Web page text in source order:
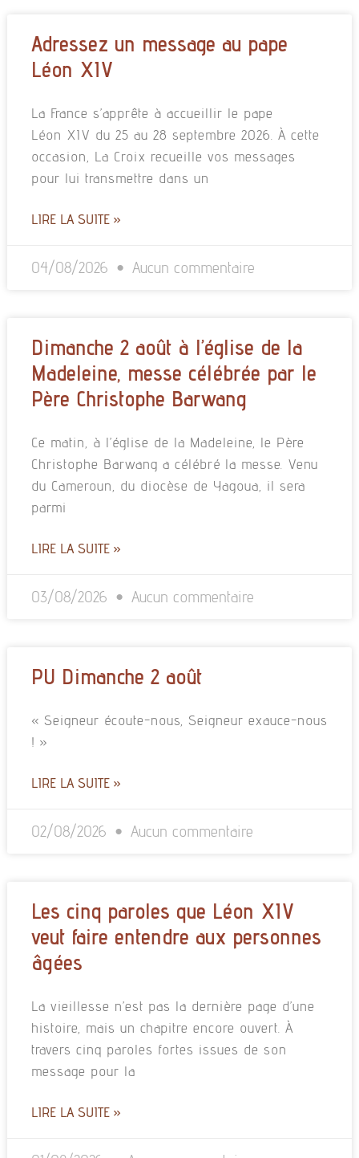
Adressez un message au pape
Léon XIV
La France s’apprête à accueillir le pape
Léon XIV du 25 au 28 septembre 2026. À cette
occasion, La Croix recueille vos messages
pour lui transmettre dans un
LIRE LA SUITE »
04/08/2026 Aucun commentaire
Dimanche 2 août à l’église de la
Madeleine, messe célébrée par le
Père Christophe Barwang
Ce matin, à l’église de la Madeleine, le Père
Christophe Barwang a célébré la messe. Venu
du Cameroun, du diocèse de Yagoua, il sera
parmi
LIRE LA SUITE »
03/08/2026 Aucun commentaire
PU Dimanche 2 août
« Seigneur écoute-nous, Seigneur exauce-nous
! »
LIRE LA SUITE »
02/08/2026 Aucun commentaire
Les cinq paroles que Léon XIV
veut faire entendre aux personnes
âgées
La vieillesse n’est pas la dernière page d’une
histoire, mais un chapitre encore ouvert. À
travers cinq paroles fortes issues de son
message pour la
LIRE LA SUITE »